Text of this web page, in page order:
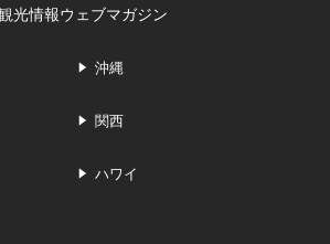
光情報ウェブマガジン
沖縄
関西
ハワイ